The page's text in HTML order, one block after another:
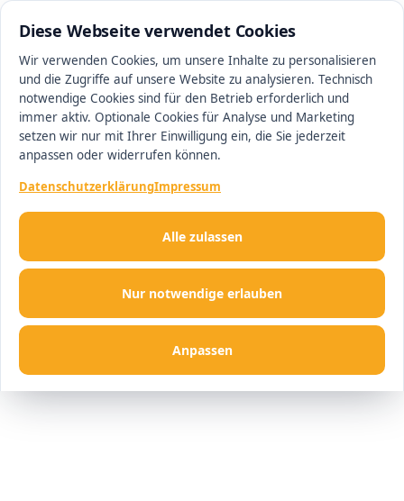
Diese Webseite verwendet Cookies
Wir verwenden Cookies, um unsere Inhalte zu personalisieren
und die Zugriffe auf unsere Website zu analysieren. Technisch
notwendige Cookies sind für den Betrieb erforderlich und
immer aktiv. Optionale Cookies für Analyse und Marketing
setzen wir nur mit Ihrer Einwilligung ein, die Sie jederzeit
anpassen oder widerrufen können.
DatenschutzerklärungImpressum
Nur notwendige erlauben
Anpassen
Alle zulassen